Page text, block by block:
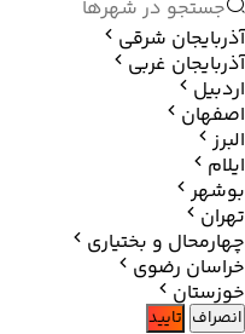
آذربایجان شرقی
آذربایجان غربی
اردبیل
اصفهان
البرز
ایلام
بوشهر
تهران
چهارمحال و بختیاری
خراسان رضوی
خوزستان
انصراف تایید